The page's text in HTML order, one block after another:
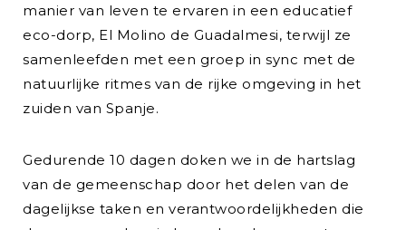
manier van leven te ervaren in een educatief
eco-dorp, El Molino de Guadalmesi, terwijl ze
samenleefden met een groep in sync met de
natuurlijke ritmes van de rijke omgeving in het
zuiden van Spanje.
Gedurende 10 dagen doken we in de hartslag
van de gemeenschap door het delen van de
dagelijkse taken en verantwoordelijkheden die